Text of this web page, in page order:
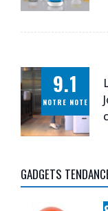
9.1
NOTRE NOTE
GADGETS